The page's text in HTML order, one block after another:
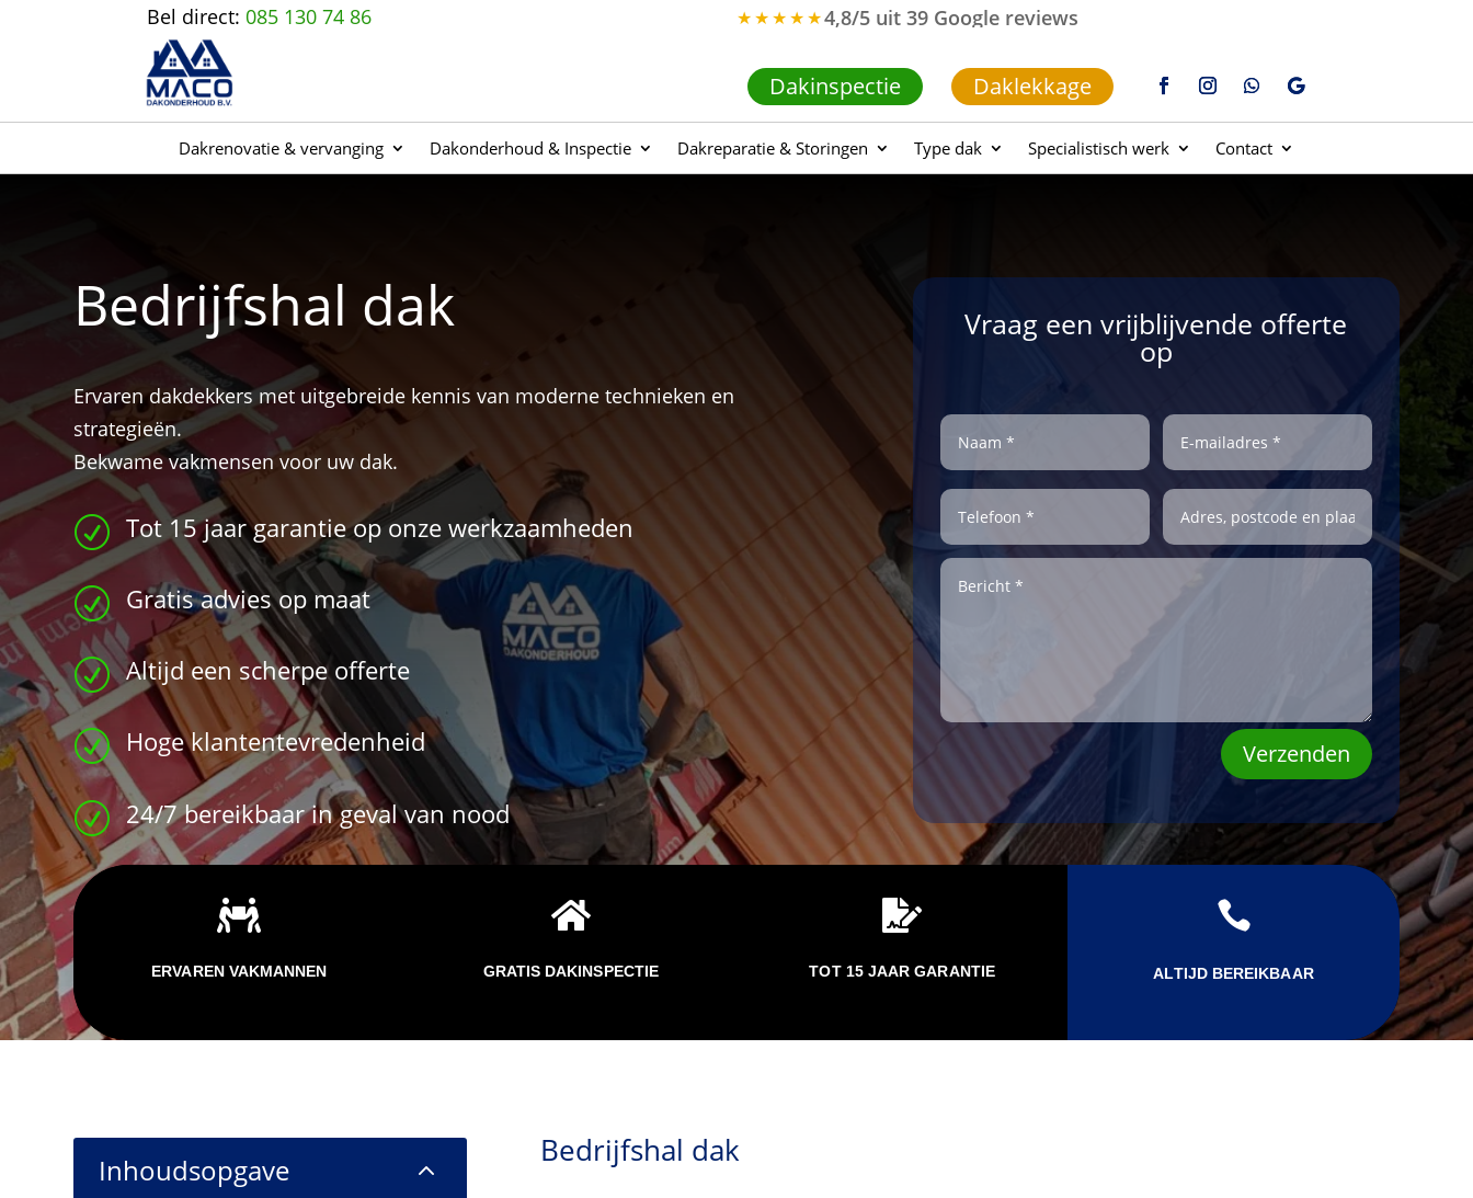
Bel direct:085 130 74 86 ★★★★★4,8/5 uit 39 Google reviews
Dakinspectie Daklekkage
Dakrenovatie & vervanging Dakonderhoud & Inspectie Dakreparatie & Storingen Type dak Specialistisch werk Contact
Bedrijfshal dak
Ervaren dakdekkers met uitgebreide kennis van moderne technieken en
strategieën.
Bekwame vakmensen voor uw dak.
R Tot 15 jaar garantie op onze werkzaamheden
R Gratis advies op maat
R Altijd een scherpe offerte
R Hoge klantentevredenheid
R 24/7 bereikbaar in geval van nood
Vraag een vrijblijvende offerte
op
Verzenden

ERVAREN VAKMANNEN

GRATIS DAKINSPECTIE

TOT 15 JAAR GARANTIE

ALTIJD BEREIKBAAR
Inhoudsopgave 2
Bedrijfshal dak